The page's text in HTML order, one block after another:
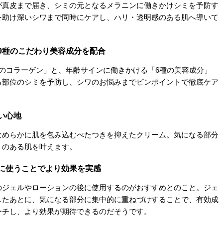
皮まで届き、シミの元となるメラニンに働きかけシミを予防す
け深いシワまで同時にケアし、ハリ・透明感のある肌へ導いて
のこだわり美容成分を配合
コラーゲン」と、年齢サインに働きかける「6種の美容成分」
位のシミを予防し、シワのお悩みまでピンポイントで徹底ケア
心地
らかに肌を包み込むべたつきを抑えたクリーム。気になる部分
ある肌を叶えます。
使うことでより効果を実感
ジェルやローションの後に使用するのがおすすめとのこと。ジェ
あとに、気になる部分に集中的に重ねづけすることで、有効成
し、より効果が期待できるのだそうです。